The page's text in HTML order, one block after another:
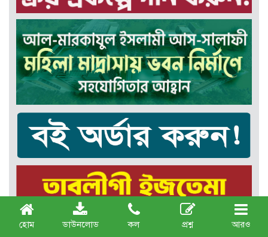
হোম ডাউনলোড কল প্রশ্ন আরও